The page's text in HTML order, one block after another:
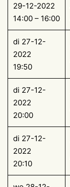
29-12-2022
14:00 – 16:00
di 27-12-
2022
19:50
di 27-12-
2022
20:00
di 27-12-
2022
20:10